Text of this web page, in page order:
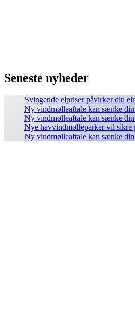
Seneste nyheder
Svingende elpriser påvirker din
Ny vindmølleaftale kan sænke
Ny vindmølleaftale kan sænke
Nye havvindmølleparker vil sikre
Ny vindmølleaftale kan sænke